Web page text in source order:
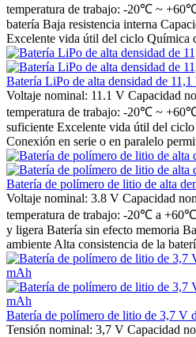
temperatura de trabajo: -20℃ ~
batería Baja resistencia interna
Excelente vida útil del ciclo Química
Batería LiPo de alta densidad de
Voltaje nominal: 11.1 V Capacidad
temperatura de trabajo: -20℃ ~
suficiente Excelente vida útil del
Conexión en serie o en paralelo
Batería de polímero de litio de alta
Voltaje nominal: 3.8 V Capacidad
temperatura de trabajo: -20℃ a +60℃
y ligera Batería sin efecto memoria
ambiente Alta consistencia de la
Batería de polímero de litio de 3,7 V
Tensión nominal: 3,7 V Capacidad